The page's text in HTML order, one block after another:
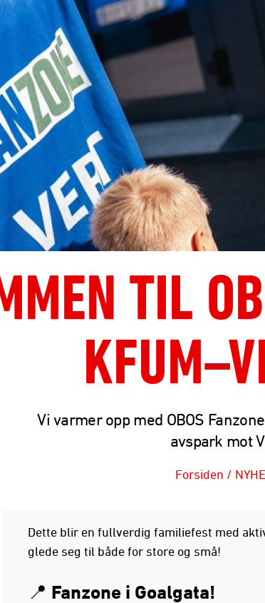
TIL
Vi varmer opp med OBOS
avspark mot
Forsiden /
Dette blir en fullverdig familiefest med
glede seg til både for store og små!
📍 Fanzone i Goalgata!